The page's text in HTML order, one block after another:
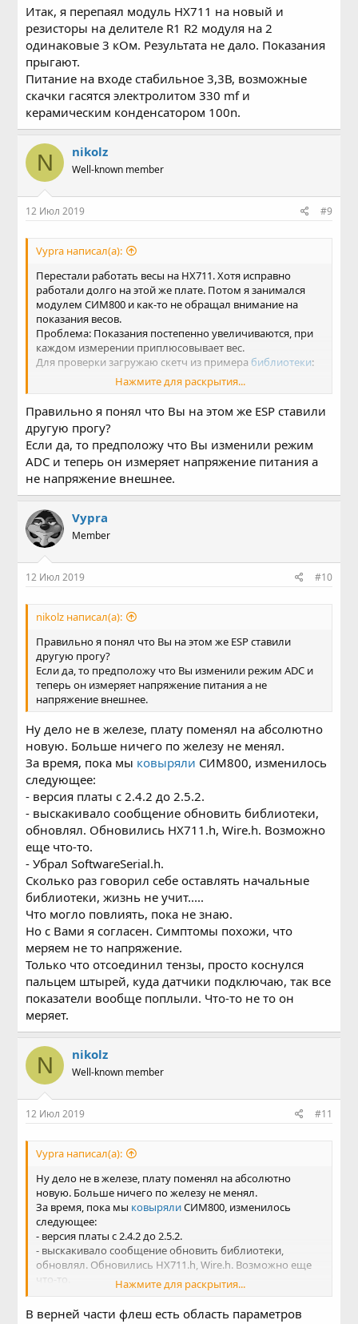
Итак, я перепаял модуль HX711 на новый и
резисторы на делителе R1 R2 модуля на 2
одинаковые 3 кОм. Результата не дало. Показания
прыгают.
Питание на входе стабильное 3,3В, возможные
скачки гасятся электролитом 330 mf и
керамическим конденсатором 100n.
N nikolz
Well-known member
12 Июл 2019 #9
Vypra написал(а):
Перестали работать весы на HX711. Хотя исправно
работали долго на этой же плате. Потом я занимался
модулем СИМ800 и как-то не обращал внимание на
показания весов.
Проблема: Показания постепенно увеличиваются, при
каждом измерении приплюсовывает вес.
Для проверки загружаю скетч из примера библиотеки:
#include "HX711.h"
// HX711 circuit wiring
const int LOADCELL_DOUT_PIN = 12;
const int LOADCELL_SCK_PIN = 14;
HX711 scale;
void setup() {
  Serial.begin(9600);
scale.begin(LOADCELL_DOUT_PIN,
void loop() {
  if (scale.is_ready()) {
    long reading = scale.read();
    Serial.print("HX711 reading: ");
    Serial.println(reading);
  } else {
  }
  delay(1000);
}
Вот что показывают:
Код:
HX711 reading: 64005
HX711 reading: 139761
HX711 reading: 160900
HX711 reading: 168170
HX711 reading: 170745
HX711 reading: 171133
HX711 reading: 172102
HX711 reading: 172397
HX711 reading: 172359
HX711 reading: 172833
HX711 reading: 173455
HX711 reading: 173758
HX711 reading: 173734
HX711 reading: 174443
Это с отключенными от HX711 тензодатчиками. С
подключенными та же история, но меньше показания.
Все равно плюсует. При резете ESP8266 показания
скидываются в начало и увеличивается по новой.
Что может быть? Не хочется верить в то, что сгорел
модуль HX711.
Нажмите для раскрытия...
Правильно я понял что Вы на этом же ESP ставили
другую прогу?
Если да, то предположу что Вы изменили режим
АDC и теперь он измеряет напряжение питания а
не напряжение внешнее.
Vypra
Member
12 Июл 2019 #10
nikolz написал(а):
Правильно я понял что Вы на этом же ESP ставили
другую прогу?
Если да, то предположу что Вы изменили режим АDC и
теперь он измеряет напряжение питания а не
напряжение внешнее.
Ну дело не в железе, плату поменял на абсолютно
новую. Больше ничего по железу не менял.
За время, пока мы ковыряли СИМ800, изменилось
следующее:
- версия платы с 2.4.2 до 2.5.2.
- выскакивало сообщение обновить библиотеки,
обновлял. Обновились HX711.h, Wire.h. Возможно
еще что-то.
- Убрал SoftwareSerial.h.
Сколько раз говорил себе оставлять начальные
библиотеки, жизнь не учит.....
Что могло повлиять, пока не знаю.
Но с Вами я согласен. Симптомы похожи, что
меряем не то напряжение.
Только что отсоединил тензы, просто коснулся
пальцем штырей, куда датчики подключаю, так все
показатели вообще поплыли. Что-то не то он
меряет.
N nikolz
Well-known member
12 Июл 2019 #11
Vypra написал(а):
Ну дело не в железе, плату поменял на абсолютно
новую. Больше ничего по железу не менял.
За время, пока мы ковырялиСИМ800, изменилось
следующее:
- версия платы с 2.4.2 до 2.5.2.
- выскакивало сообщение обновить библиотеки,
обновлял. Обновились HX711.h, Wire.h. Возможно еще
что-то.
Сколько раз говорил себе оставлять начальные
Нажмите для раскрытия...
В верней части флеш есть область параметров